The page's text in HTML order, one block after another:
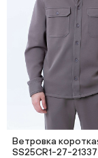
Ветровка
SS25CR1-27-